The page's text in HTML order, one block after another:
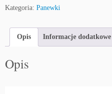
Kategoria: Panewki
Opis Informacje dodatkowe
Opis